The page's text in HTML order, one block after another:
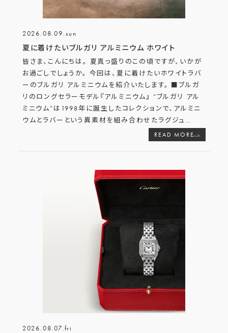
2026.08.09.sun
夏に着けたいブルガリ アルミニウム ホワイト
皆さま、こんにちは。 夏真っ盛りのこの頃ですが、いかが
お過ごしでしょうか。 今回は、夏に着けたいホワイトラバ
ーのブルガリ アルミニウムを紹介いたします。 ■ブルガ
リのロングセラーモデル『アルミニウム』 “ブルガリ アル
ミニウム”は1998年に誕生したコレクションで、アルミニ
ウムとラバーという異素材を組み合わせたラグジュ …
READ MORE
2026.08.07.fri